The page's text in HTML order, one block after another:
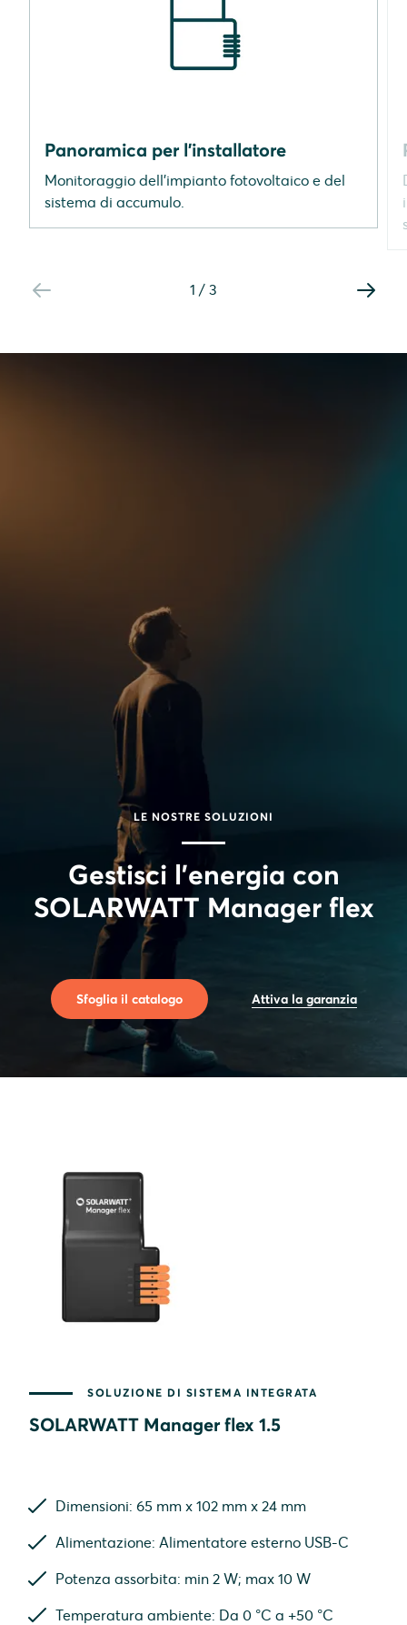
Panoramica per l'installatore
Monitoraggio dell'impianto fotovoltaico e del
sistema di accumulo.
1 / 3
LE NOSTRE SOLUZIONI
Gestisci l'energia con
SOLARWATT Manager flex
Sfoglia il catalogo Attiva la garanzia
SOLUZIONE DI SISTEMA INTEGRATA
SOLARWATT Manager flex 1.5
Dimensioni: 65 mm x 102 mm x 24 mm
Alimentazione: Alimentatore esterno USB-C
Potenza assorbita: min 2 W; max 10 W
Temperatura ambiente: Da 0 °C a +50 °C